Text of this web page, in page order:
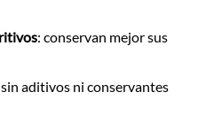
: conservan mejor sus
sin aditivos ni conservantes